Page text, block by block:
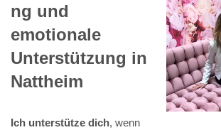
ng und
emotionale
Unterstützung in
Nattheim
Ich unterstütze dich, wenn